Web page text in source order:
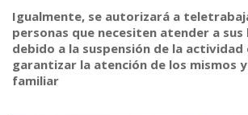
Igualmente, se autorizará a
personas que necesiten atender a sus
debido a la suspensión de la
garantizar la atención de los mismos
familiar